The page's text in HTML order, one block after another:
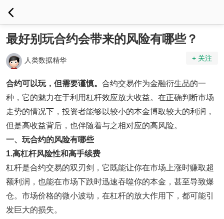
最好别玩合约会带来的风险有哪些？
人类数据精华 + 关注
合约可以玩，但需要谨慎。 合约交易作为金融衍生品的一
种，它的魅力在于利用杠杆效应放大收益。在正确判断市场
走势的情况下，投资者能够以较小的本金博取较大的利润，
但是高收益背后，也伴随着与之相对应的高风险。
一、玩合约的风险有哪些
1.高杠杆风险性和高手续费
杠杆是合约交易的双刃剑，它既能让你在市场上涨时赚取超
额利润，也能在市场下跌时迅速吞噬你的本金，甚至导致爆
仓。市场价格的微小波动，在杠杆的放大作用下，都可能引
发巨大的损失。